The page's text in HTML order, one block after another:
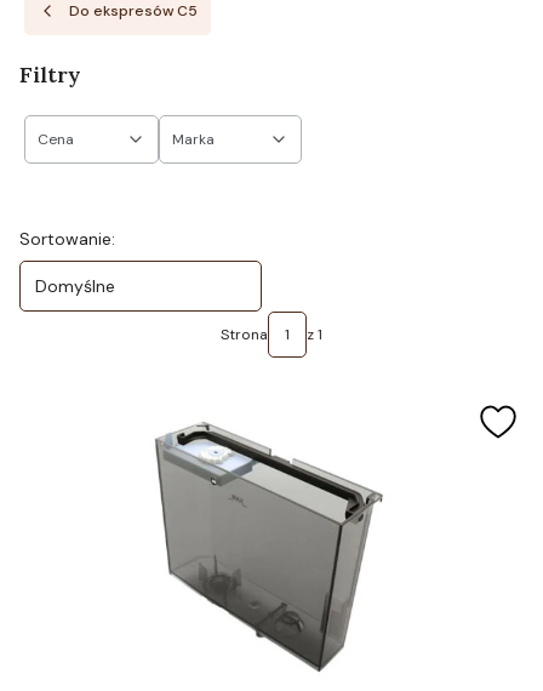
Do ekspresów C5
Filtry
Cena Marka
Lista produktów
Sortowanie:
Domyślne
Strona z 1